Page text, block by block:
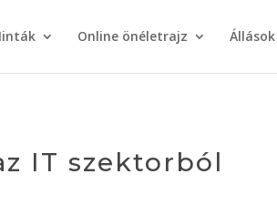
Online önéletrajz Állások
IT szektorból